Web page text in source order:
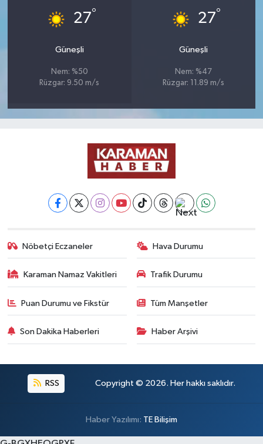
27°
Güneşli
Nem: %50
Rüzgar: 9.50 m/s
27°
Güneşli
Nem: %47
Rüzgar: 11.89 m/s
Nöbetçi Eczaneler Hava Durumu
Karaman Namaz Vakitleri Trafik Durumu
Puan Durumu ve Fikstür Tüm Manşetler
Son Dakika Haberleri Haber Arşivi
RSS Copyright © 2026. Her hakkı saklıdır.
Haber Yazılımı: TE Bilişim